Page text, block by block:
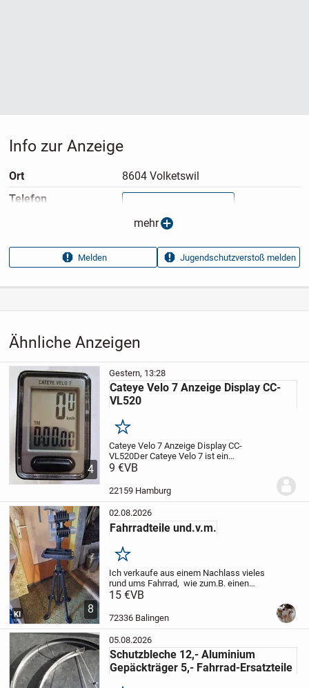
Ähnliche Anzeigen
4
Gestern, 13:28
Cateye Velo 7 Anzeige Display CC-
VL520
Merken
Cateye Velo 7 Anzeige Display CC-
VL520Der Cateye Velo 7 ist ein
kompakter, kabelgebundener
seinem großen, leicht ablesbaren Display
und voreingestellten Reifengröß...
9 €VB
22159 Hamburg
8
KI
02.08.2026
Fahrradteile und.v.m.
Merken
Ich verkaufe aus einem Nachlass vieles
rund ums Fahrrad, wie zum.B. einen
Montageständer, noch neue
Luftpumpen, u.v.m. Einfach
vorbeikommen und durchschauen! Nur...
15 €VB
72336 Balingen
05.08.2026
Schutzbleche 12,- Aluminium
Gepäckträger 5,- Fahrrad-Ersatzteile
Info zur Anzeige
Ort
8604 Volketswil
Telefon
Anzeigen­datum
08.07.2026
Anzeigen­kennung
13e59027
Aufrufe dieser
15
Kategorie Fahrzeuge
Zubehör›Fahrrad Ersatzteile
mehr
Melden Jugendschutzverstoß melden